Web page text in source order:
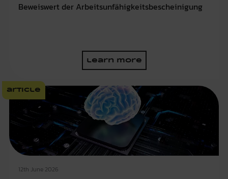
Beweiswert der Arbeitsunfähigkeitsbescheinigung
learn more
article
12th June 2026